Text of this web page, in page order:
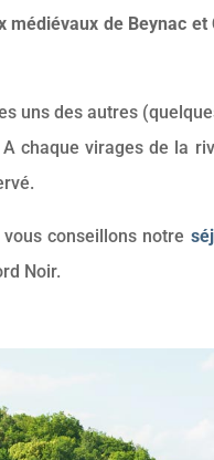
de Beynac
uns des autres
chaque virages de la
conseillons notre
Noir.